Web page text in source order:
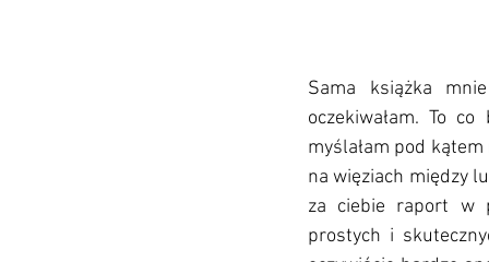
Sama książka
oczekiwałam. To
myślałam pod
na więziach między
za ciebie raport w
prostych i